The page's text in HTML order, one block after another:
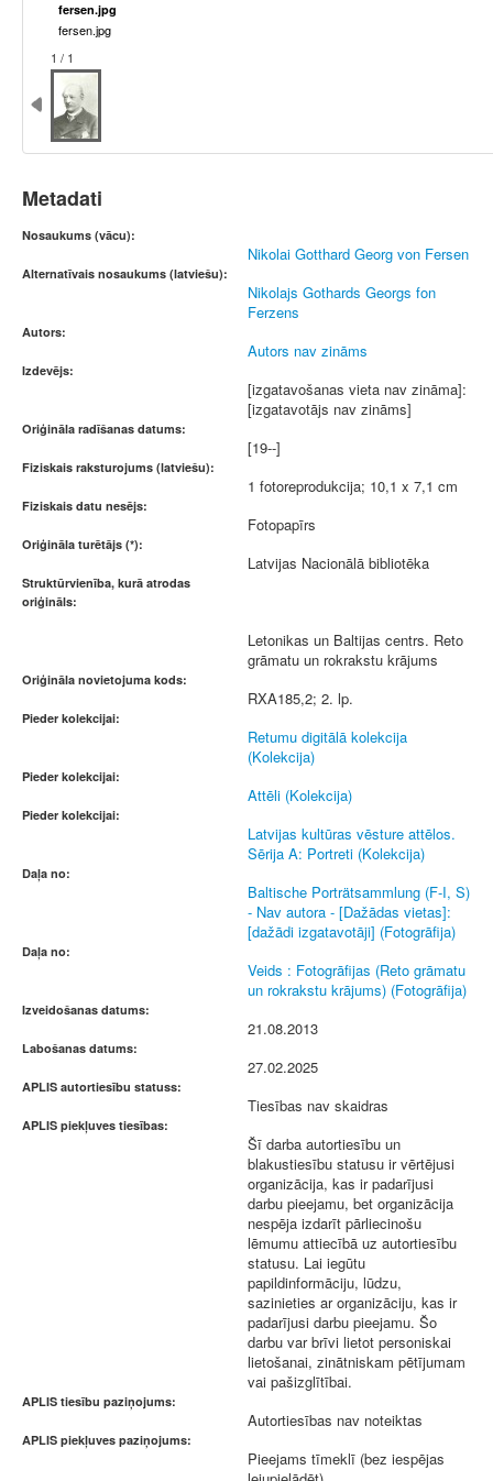
fersen.jpg
fersen.jpg
1 / 1
Metadati
Nosaukums (vācu):
Nikolai Gotthard Georg von Fersen
Alternatīvais nosaukums (latviešu):
Nikolajs Gothards Georgs fon
Ferzens
Autors:
Autors nav zināms
Izdevējs:
[izgatavošanas vieta nav zināma]:
[izgatavotājs nav zināms]
Oriģināla radīšanas datums:
[19--]
Fiziskais raksturojums (latviešu):
1 fotoreprodukcija; 10,1 x 7,1 cm
Fiziskais datu nesējs:
Fotopapīrs
Oriģināla turētājs (*):
Latvijas Nacionālā bibliotēka
Struktūrvienība, kurā atrodas
oriģināls:
Letonikas un Baltijas centrs. Reto
grāmatu un rokrakstu krājums
Oriģināla novietojuma kods:
RXA185,2; 2. lp.
Pieder kolekcijai:
Retumu digitālā kolekcija
(Kolekcija)
Pieder kolekcijai:
Attēli (Kolekcija)
Pieder kolekcijai:
Latvijas kultūras vēsture attēlos.
Sērija A: Portreti (Kolekcija)
Daļa no:
Baltische Porträtsammlung (F-I, S)
- Nav autora - [Dažādas vietas]:
[dažādi izgatavotāji] (Fotogrāfija)
Daļa no:
Veids : Fotogrāfijas (Reto grāmatu
un rokrakstu krājums) (Fotogrāfija)
Izveidošanas datums:
21.08.2013
Labošanas datums:
27.02.2025
APLIS autortiesību statuss:
Tiesības nav skaidras
APLIS piekļuves tiesības:
Šī darba autortiesību un
blakustiesību statusu ir vērtējusi
organizācija, kas ir padarījusi
darbu pieejamu, bet organizācija
nespēja izdarīt pārliecinošu
lēmumu attiecībā uz autortiesību
statusu. Lai iegūtu
papildinformāciju, lūdzu,
sazinieties ar organizāciju, kas ir
padarījusi darbu pieejamu. Šo
darbu var brīvi lietot personiskai
lietošanai, zinātniskam pētījumam
vai pašizglītībai.
APLIS tiesību paziņojums:
Autortiesības nav noteiktas
APLIS piekļuves paziņojums:
Pieejams tīmeklī (bez iespējas